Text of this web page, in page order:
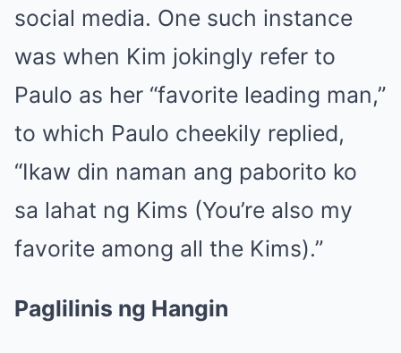
social media. One such instance
was when Kim jokingly refer to
Paulo as her “favorite leading man,”
to which Paulo cheekily replied,
“Ikaw din naman ang paborito ko
sa lahat ng Kims (You’re also my
favorite among all the Kims).”
Paglilinis ng Hangin